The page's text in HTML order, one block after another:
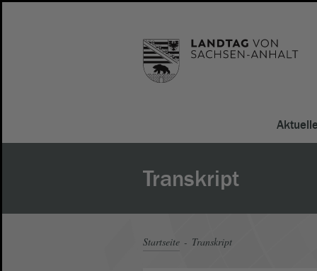
Transkript
Startseite Transkript